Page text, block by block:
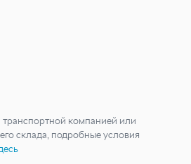
компанией или
склада, подробные условия